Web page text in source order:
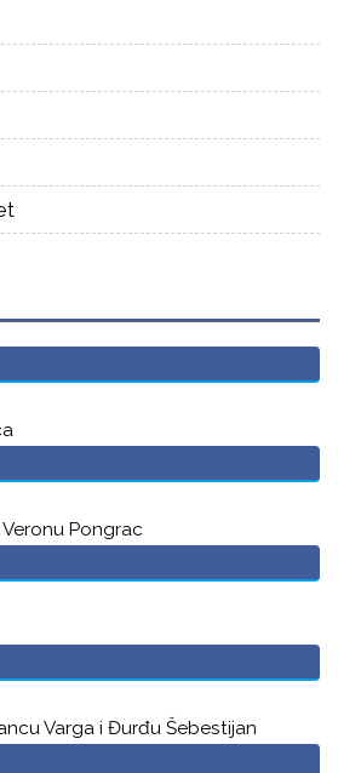
Pongrac
Varga i Đurđu Šebestijan